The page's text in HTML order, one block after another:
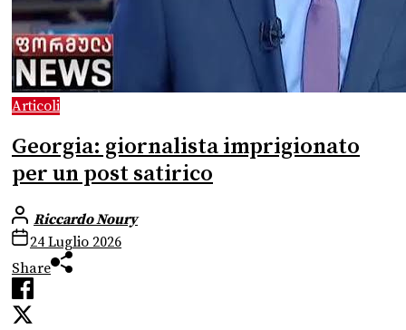
Articoli
Georgia: giornalista imprigionato
per un post satirico
Riccardo Noury
24 Luglio 2026
Share